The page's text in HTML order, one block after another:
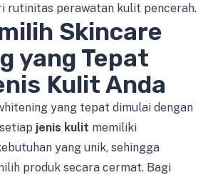
rutinitas perawatan kulit pencerah.
Skincare
yang Tepat
Kulit Anda
yang tepat dimulai dengan
jenis kulit memiliki
yang unik, sehingga
produk secara cermat. Bagi